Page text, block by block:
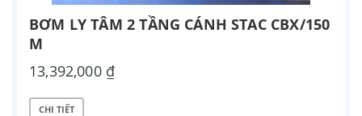
BƠM LY TÂM 2 TẦNG CÁNH STAC CBX/150
M
13,392,000 ₫
CHI TIẾT